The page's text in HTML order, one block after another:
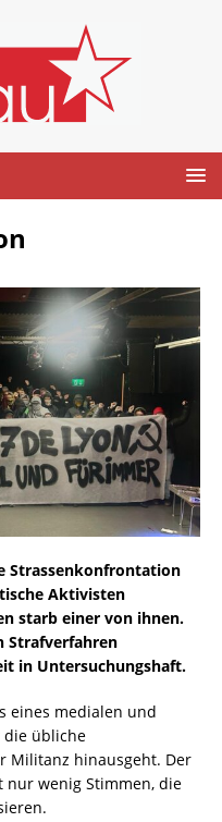
Strassenkonfrontation
Aktivisten
starb einer von ihnen.
Strafverfahren
in Untersuchungshaft.
eines medialen und
die übliche
Militanz hinausgeht. Der
nur wenig Stimmen, die